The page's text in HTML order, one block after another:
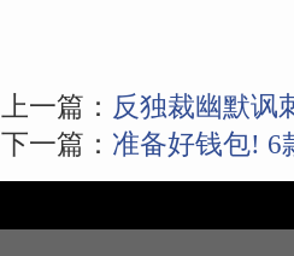
上一篇： 反独裁幽默讽
下一篇： 准备好钱包! 6